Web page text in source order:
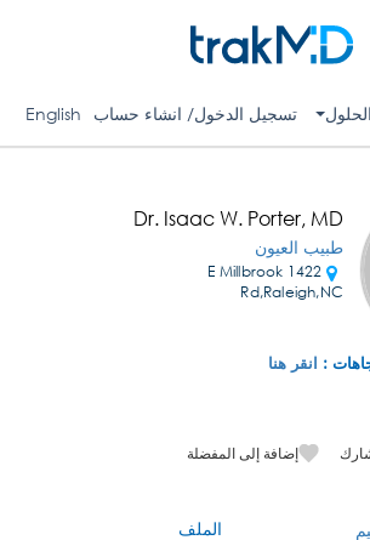
الحلول تسجيل الدخول/ انشاء حساب English
Dr. Isaac W. Porter, MD
طبيب العيون
1422 E Millbrook
Rd,Raleigh,NC
: انقر هنا
إضافة إلى المفضلة
الملف